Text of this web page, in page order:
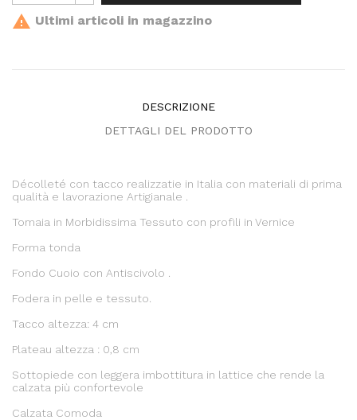
 Ultimi articoli in magazzino
DESCRIZIONE
DETTAGLI DEL PRODOTTO
Décolleté con tacco realizzatie in Italia con materiali di prima
qualità e lavorazione Artigianale .
Tomaia in Morbidissima Tessuto con profili in Vernice
Forma tonda
Fondo Cuoio con Antiscivolo .
Fodera in pelle e tessuto.
Tacco altezza: 4 cm
Plateau altezza : 0,8 cm
Sottopiede con leggera imbottitura in lattice che rende la
calzata più confortevole
Calzata Comoda